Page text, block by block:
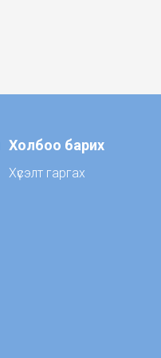
Холбоо барих
Хүсэлт гаргах